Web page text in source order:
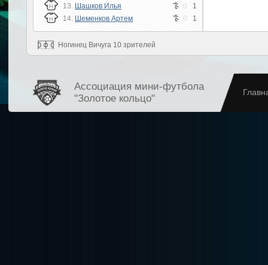
Н 13. Шашков Илья 0 1
Н 14. Шеменков Артем 0 1
Ногинец Вичуга 10 зрителей
Ассоциация мини-футбола
"Золотое кольцо"